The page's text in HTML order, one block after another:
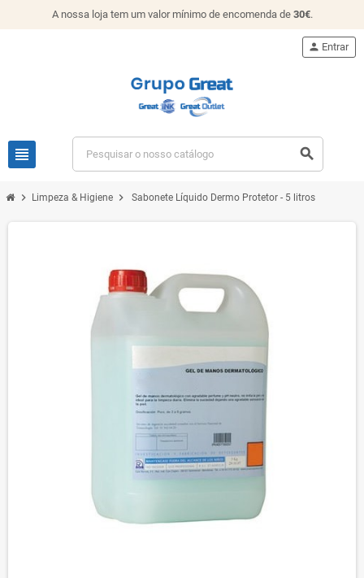
A nossa loja tem um valor mínimo de encomenda de 30€.
view_headline search
person Entrar
chevron_right Limpeza & Higiene chevron_right Sabonete Líquido Dermo Protetor - 5 litros